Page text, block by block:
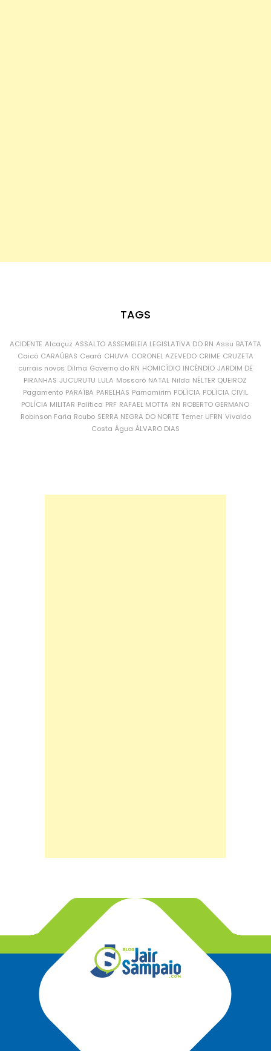
TAGS
ACIDENTE Alcaçuz ASSALTO ASSEMBLEIA LEGISLATIVA DO RN Assu BATATA
Caicó CARAÚBAS Ceará CHUVA CORONEL AZEVEDO CRIME CRUZETA
currais novos Dilma Governo do RN HOMICÍDIO INCÊNDIO JARDIM DE
PIRANHAS JUCURUTU LULA Mossoró NATAL Nilda NÉLTER QUEIROZ
Pagamento PARAÍBA PARELHAS Parnamirim POLÍCIA POLÍCIA CIVIL
POLÍCIA MILITAR Política PRF RAFAEL MOTTA RN ROBERTO GERMANO
Robinson Faria Roubo SERRA NEGRA DO NORTE Temer UFRN Vivaldo
Costa Água ÁLVARO DIAS